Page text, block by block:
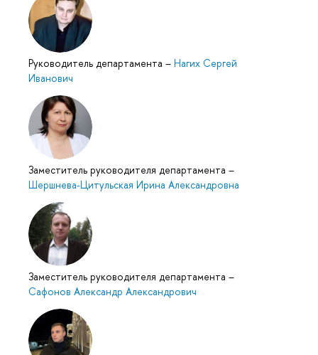
Руководитель департамента – Нагих Сергей
Иванович
Заместитель руководителя департамента –
Шершнева-Цитульская Ирина Александровна
Заместитель руководителя департамента –
Сафонов Александр Александрович